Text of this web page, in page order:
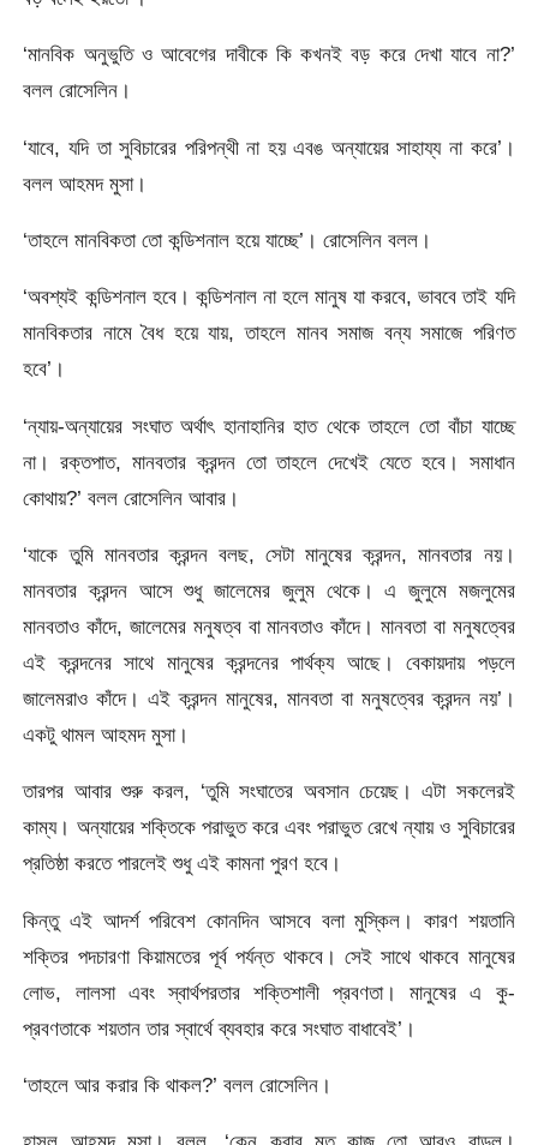
‘মানবিক অনুভুতি ও আবেগের দাবীকে কি কখনই বড় করে দেখা যাবে না?’
বলল রোসেলিন।
‘যাবে, যদি তা সুবিচারের পরিপন্থী না হয় এবঙ অন্যায়ের সাহায্য না করে’।
বলল আহমদ মুসা।
‘তাহলে মানবিকতা তো কন্ডিশনাল হয়ে যাচ্ছে’। রোসেলিন বলল।
‘অবশ্যই কন্ডিশনাল হবে। কন্ডিশনাল না হলে মানুষ যা করবে, ভাববে তাই যদি
মানবিকতার নামে বৈধ হয়ে যায়, তাহলে মানব সমাজ বন্য সমাজে পরিণত
হবে’।
‘ন্যায়-অন্যায়ের সংঘাত অর্থাৎ হানাহানির হাত থেকে তাহলে তো বাঁচা যাচ্ছে
না। রক্তপাত, মানবতার ক্রন্দন তো তাহলে দেখেই যেতে হবে। সমাধান
কোথায়?’ বলল রোসেলিন আবার।
‘যাকে তুমি মানবতার ক্রন্দন বলছ, সেটা মানুষের ক্রন্দন, মানবতার নয়।
মানবতার ক্রন্দন আসে শুধু জালেমের জুলুম থেকে। এ জুলুমে মজলুমের
মানবতাও কাঁদে, জালেমের মনুষত্ব বা মানবতাও কাঁদে। মানবতা বা মনুষত্বের
এই ক্রন্দনের সাথে মানুষের ক্রন্দনের পার্থক্য আছে। বেকায়দায় পড়লে
জালেমরাও কাঁদে। এই ক্রন্দন মানুষের, মানবতা বা মনুষত্বের ক্রন্দন নয়’।
একটু থামল আহমদ মুসা।
তারপর আবার শুরু করল, ‘তুমি সংঘাতের অবসান চেয়েছ। এটা সকলেরই
কাম্য। অন্যায়ের শক্তিকে পরাভুত করে এবং পরাভুত রেখে ন্যায় ও সুবিচারের
প্রতিষ্ঠা করতে পারলেই শুধু এই কামনা পুরণ হবে।
কিন্তু এই আদর্শ পরিবেশ কোনদিন আসবে বলা মুস্কিল। কারণ শয়তানি
শক্তির পদচারণা কিয়ামতের পূর্ব পর্যন্ত থাকবে। সেই সাথে থাকবে মানুষের
লোভ, লালসা এবং স্বার্থপরতার শক্তিশালী প্রবণতা। মানুষের এ কু-
প্রবণতাকে শয়তান তার স্বার্থে ব্যবহার করে সংঘাত বাধাবেই’।
‘তাহলে আর করার কি থাকল?’ বলল রোসেলিন।